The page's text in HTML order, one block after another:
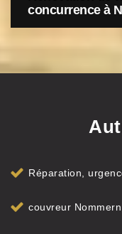
concurrence à
Réparation,
couvreur Nommern